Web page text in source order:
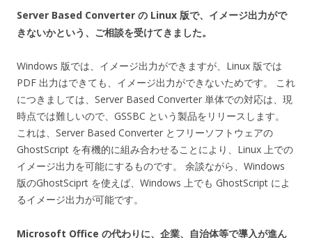
Server Based Converter の Linux 版で、イメージ出力がで
きないかという、ご相談を受けてきました。
Windows 版では、イメージ出力ができますが、Linux 版では
PDF 出力はできても、イメージ出力ができないためです。 これ
につきましては、Server Based Converter 単体での対応は、現
時点では難しいので、GSSBC という製品をリリースします。
これは、Server Based Converter とフリーソフトウェアの
GhostScript を有機的に組み合わせることにより、Linux 上での
イメージ出力を可能にするものです。 余談ながら、Windows
版のGhostSciprt を使えば、Windows 上でも GhostScript によ
るイメージ出力が可能です。
Microsoft Office の代わりに、企業、自治体等で導入が進ん